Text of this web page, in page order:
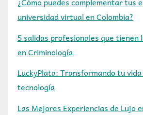
universidad virtual en Colombia?
5 salidas profesionales que tienen
en Criminología
LuckyPlata: Transformando tu
tecnología
Las Mejores Experiencias de Lujo